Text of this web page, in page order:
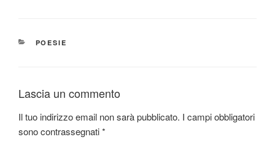
CATEGORIE
POESIE
Lascia un commento
Il tuo indirizzo email non sarà pubblicato. I campi obbligatori
sono contrassegnati*